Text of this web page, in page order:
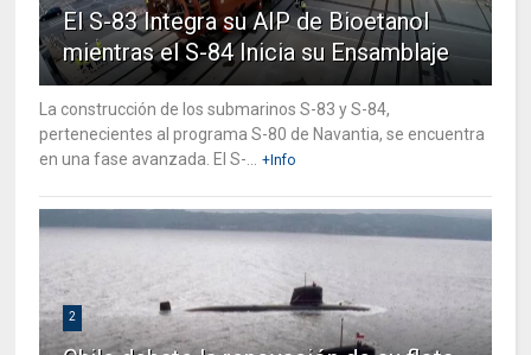
El S-83 Integra su AIP de Bioetanol
mientras el S-84 Inicia su Ensamblaje
La construcción de los submarinos S-83 y S-84,
pertenecientes al programa S-80 de Navantia, se encuentra
en una fase avanzada. El S-...
+Info
2